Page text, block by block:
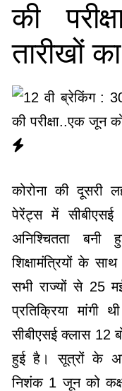
की
तारीखों
कोरोना की दूसरी
पेरेंट्स में
अन‍िश्च‍ितता बनी
शिक्षामंत्रियों के
सभी राज्यों से 25
प्रतिक्रिया
सीबीएसई क्लास 12
हुई है। सूत्रों के
निशंक 1 जून को